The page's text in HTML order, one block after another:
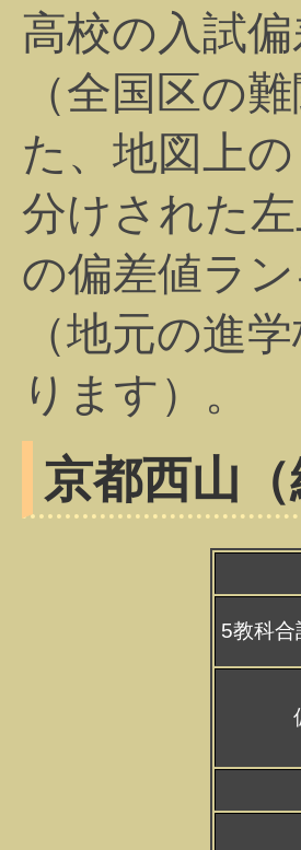
高校の入試
（全国区の
た、地図上
分けされた
の偏差値ラ
（地元の進
ります）。
京都西山
5教科